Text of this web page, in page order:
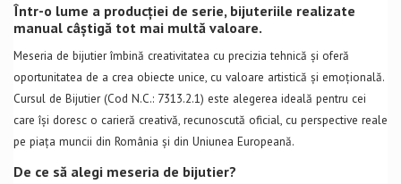
Într-o lume a producției de serie, bijuteriile realizate
manual câștigă tot mai multă valoare.
Meseria de bijutier îmbină creativitatea cu precizia tehnică și oferă
oportunitatea de a crea obiecte unice, cu valoare artistică și emoțională.
Cursul de Bijutier (Cod N.C.: 7313.2.1) este alegerea ideală pentru cei
care își doresc o carieră creativă, recunoscută oficial, cu perspective reale
pe piața muncii din România și din Uniunea Europeană.
De ce să alegi meseria de bijutier?